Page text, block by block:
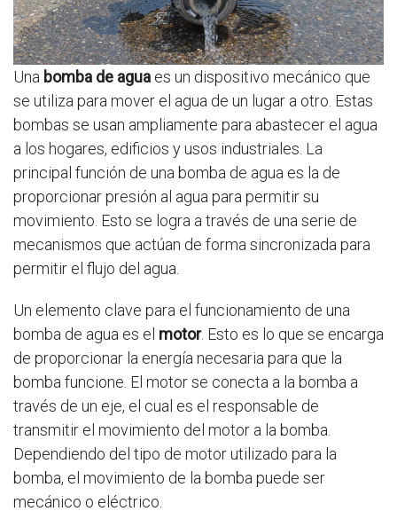
Una bomba de agua es un dispositivo mecánico que
se utiliza para mover el agua de un lugar a otro. Estas
bombas se usan ampliamente para abastecer el agua
a los hogares, edificios y usos industriales. La
principal función de una bomba de agua es la de
proporcionar presión al agua para permitir su
movimiento. Esto se logra a través de una serie de
mecanismos que actúan de forma sincronizada para
permitir el flujo del agua.
Un elemento clave para el funcionamiento de una
bomba de agua es el motor. Esto es lo que se encarga
de proporcionar la energía necesaria para que la
bomba funcione. El motor se conecta a la bomba a
través de un eje, el cual es el responsable de
transmitir el movimiento del motor a la bomba.
Dependiendo del tipo de motor utilizado para la
bomba, el movimiento de la bomba puede ser
mecánico o eléctrico.